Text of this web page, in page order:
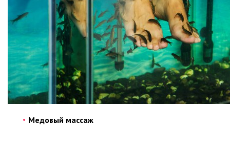
Медовый массаж